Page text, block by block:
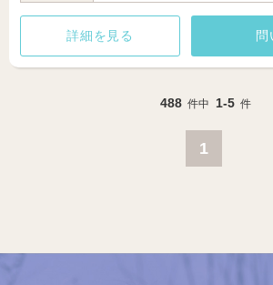
詳細を見る 問
488 件中 1-5 件
1